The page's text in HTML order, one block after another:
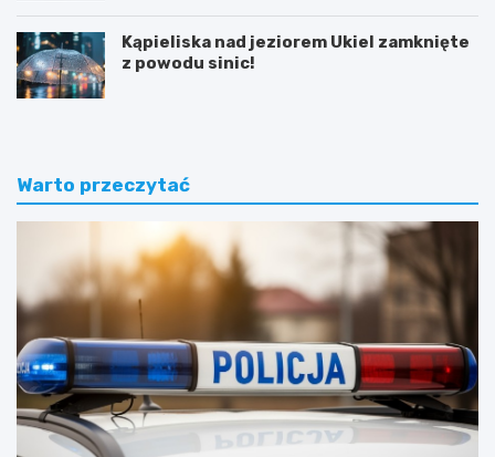
Kąpieliska nad jeziorem Ukiel zamknięte
z powodu sinic!
Warto przeczytać